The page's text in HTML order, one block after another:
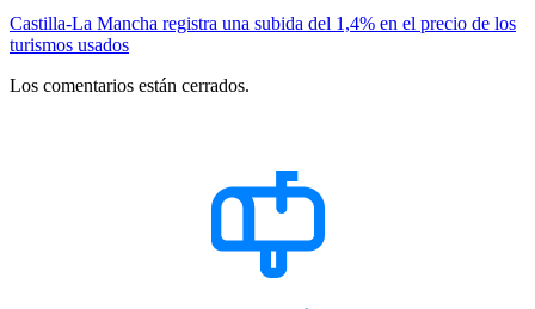
Castilla-La Mancha registra una subida del 1,4% en el precio de los
turismos usados
Los comentarios están cerrados.